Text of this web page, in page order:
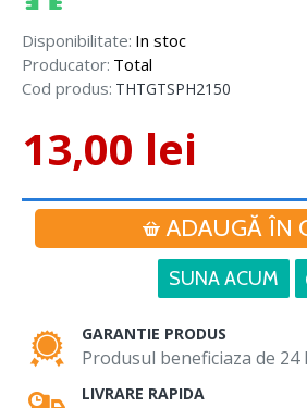
Disponibilitate: In stoc
Producator: Total
Cod produs: THTGTSPH2150
13,00 lei
ADAUGĂ ÎN
SUNA ACUM
GARANTIE PRODUS
Produsul beneficiaza de
LIVRARE RAPIDA